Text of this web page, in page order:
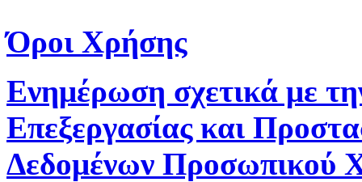
Όροι Χρήσης
Ενημέρωση σχετικά με
Επεξεργασίας και
Δεδομένων Προσωπικού